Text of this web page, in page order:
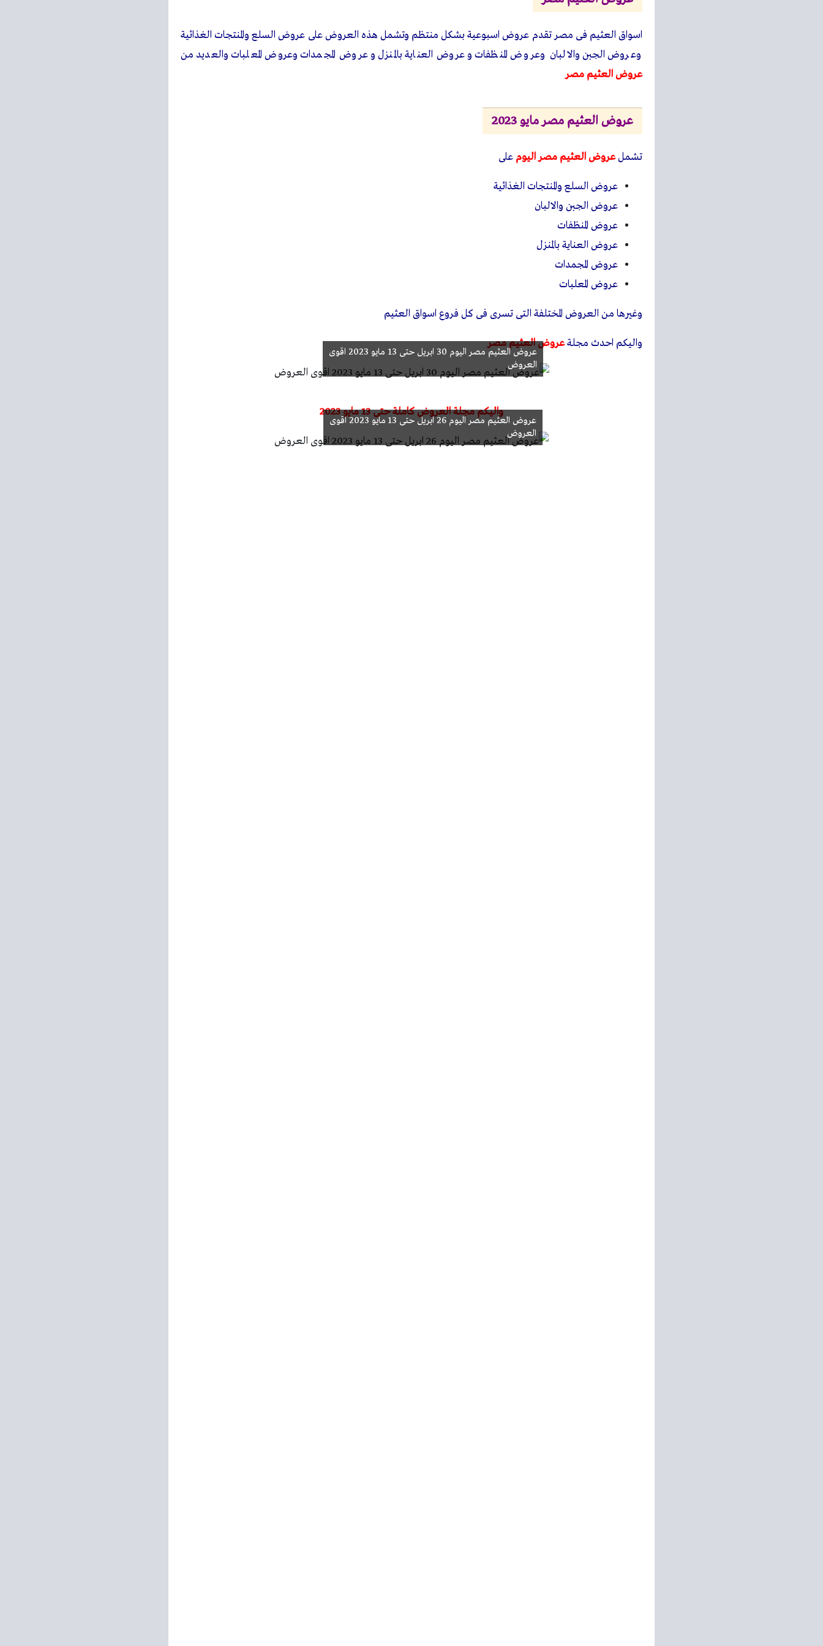
اسواق العثيم فى مصر تقدم عروض اسبوعية بشكل منتظم وتشمل هذه العروض على عروض السلع والمنتجات الغذائية
وعروض الجبن والالبان وعروض المنظفات و عروض العناية بالمنزل و عروض المجمدات وعروض المعلبات والعديد من
عروض العثيم مصر
عروض العثيم مصر مايو 2023
تشملعروض العثيم مصر اليوم على
عروض السلع والمنتجات الغذائية
عروض الجبن والالبان
عروض المنظفات
عروض العناية بالمنزل
عروض المجمدات
عروض المعلبات
وغيرها من العروض المختلفة التى تسرى فى كل فروع اسواق العثيم
واليكم احدث مجلةعروض العثيم مصر
عروض العثيم مصر اليوم 30 ابريل حتى 13 مايو 2023 اقوى
العروض
واليكم مجلة العروض كاملة حتى 13 مايو 2023
عروض العثيم مصر اليوم 26 ابريل حتى 13 مايو 2023 اقوى
العروض